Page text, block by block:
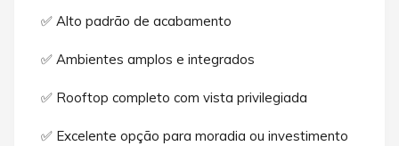
✅ Alto padrão de acabamento
✅ Ambientes amplos e integrados
✅ Rooftop completo com vista privilegiada
✅ Excelente opção para moradia ou investimento